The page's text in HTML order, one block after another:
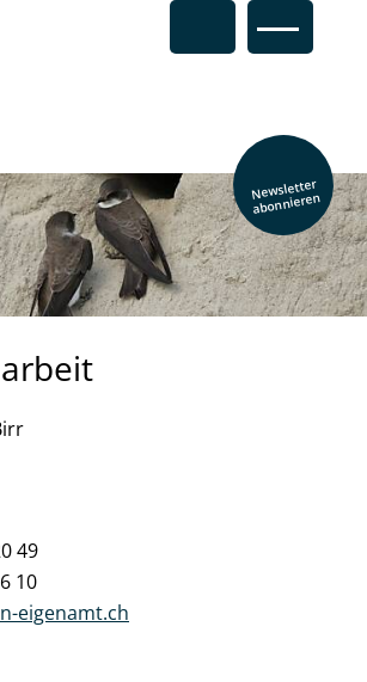
Birr
Newsletter
abonnieren
Schulsozialarbeit
49
10
eigenamt.ch